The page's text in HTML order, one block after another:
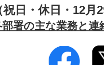
祝日・休日・12
部署の主な業務と連